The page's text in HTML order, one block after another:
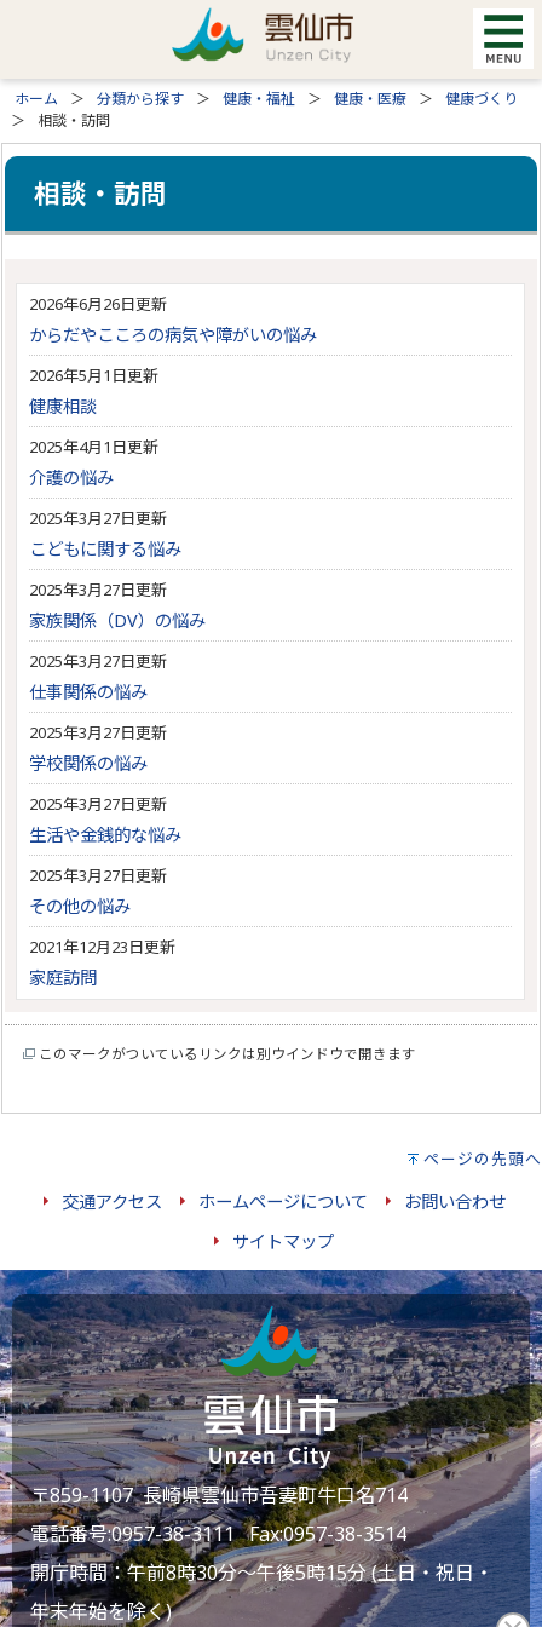
ホーム 分類から探す 健康・福祉 健康・医療
健康づくり
相談・訪問
相談・訪問
2026年6月26日更新
からだやこころの病気や障がいの悩み
2026年5月1日更新
健康相談
2025年4月1日更新
介護の悩み
2025年3月27日更新
こどもに関する悩み
2025年3月27日更新
家族関係（DV）の悩み
2025年3月27日更新
仕事関係の悩み
2025年3月27日更新
学校関係の悩み
2025年3月27日更新
生活や金銭的な悩み
2025年3月27日更新
その他の悩み
2021年12月23日更新
家庭訪問
このマークがついているリンクは別ウインドウで開きます
ページの先頭へ
交通アクセス ホームページについて
お問い合わせ
サイトマップ
〒859-1107 長崎県雲仙市吾妻町牛口名714
電話番号:0957-38-3111Fax:0957-38-3514
開庁時間：午前8時30分～午後5時15分 (土日・祝日・
年末年始を除く)